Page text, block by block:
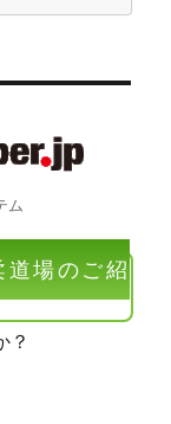
ム
場のご紹
？